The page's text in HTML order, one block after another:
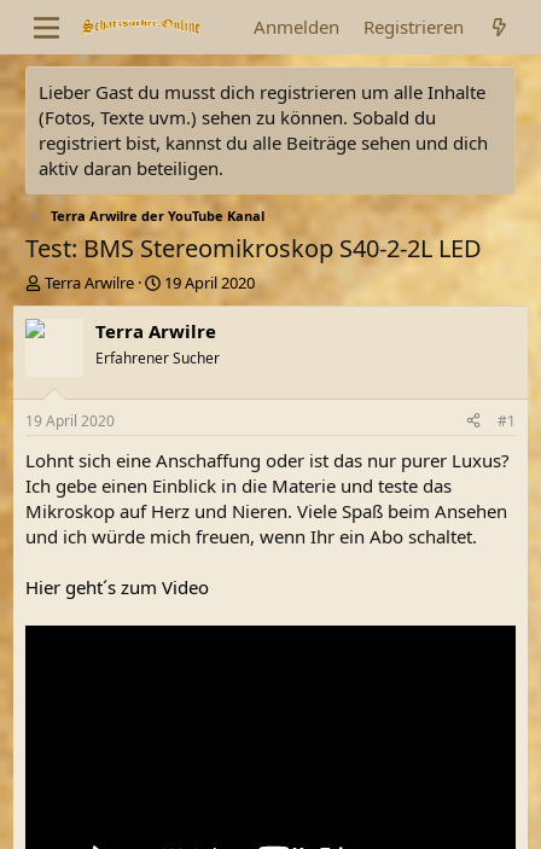
Anmelden Registrieren
Lieber Gast du musst dich registrieren um alle Inhalte
(Fotos, Texte uvm.) sehen zu können. Sobald du
registriert bist, kannst du alle Beiträge sehen und dich
aktiv daran beteiligen.
Terra Arwilre der YouTube Kanal
Test: BMS Stereomikroskop S40-2-2L LED
E
r
s
e
r
Terra Arwilre
E
r
s
e
t
a
m
19 April 2020
Terra Arwilre
Erfahrener Sucher
19 April 2020 #1
Lohnt sich eine Anschaffung oder ist das nur purer Luxus?
Ich gebe einen Einblick in die Materie und teste das
Mikroskop auf Herz und Nieren. Viele Spaß beim Ansehen
und ich würde mich freuen, wenn Ihr ein Abo schaltet.
Hier geht´s zum Video